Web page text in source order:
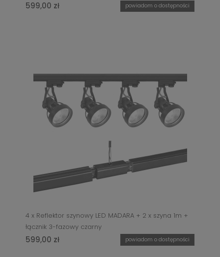
599,00 zł powiadom o dostępności
4 x Reflektor szynowy LED MADARA + 2 x szyna 1m +
łącznik 3-fazowy czarny
599,00 zł powiadom o dostępności